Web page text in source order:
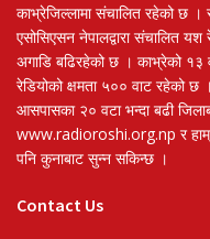
काभ्रेजिल्लामा संचालित रहेको छ ।
एसोसिएसन नेपालद्वारा संचालित यश
अगाडि बढिरहेको छ । काभ्रेको १३
रेडियोको क्षमता ५०० वाट रहेको छ
आसपासका २० वटा भन्दा बढी
www.radioroshi.org.np र हाम्रो
पनि कुनाबाट सुन्न सकिन्छ ।
Contact Us